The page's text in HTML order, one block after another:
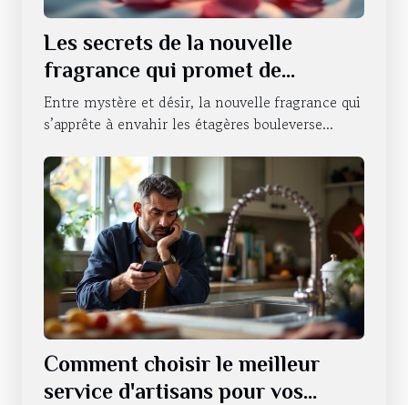
Les secrets de la nouvelle
fragrance qui promet de
révolutionner la séduction
Entre mystère et désir, la nouvelle fragrance qui
s’apprête à envahir les étagères bouleverse...
Comment choisir le meilleur
service d'artisans pour vos